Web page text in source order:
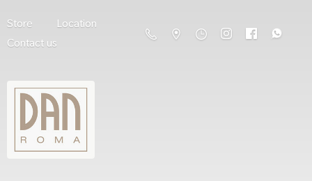
Store
Location
Contact us